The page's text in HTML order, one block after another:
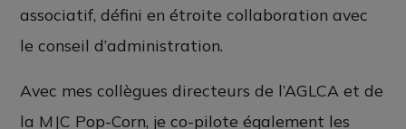
associatif, défini en étroite collaboration avec
le conseil d’administration.
Avec mes collègues directeurs de l’AGLCA et de
la MJC Pop-Corn, je co-pilote également les